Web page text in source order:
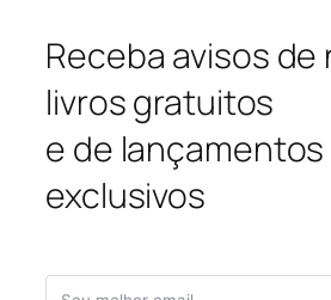
Receba avisos de
livros gratuitos
e de lançamentos
exclusivos